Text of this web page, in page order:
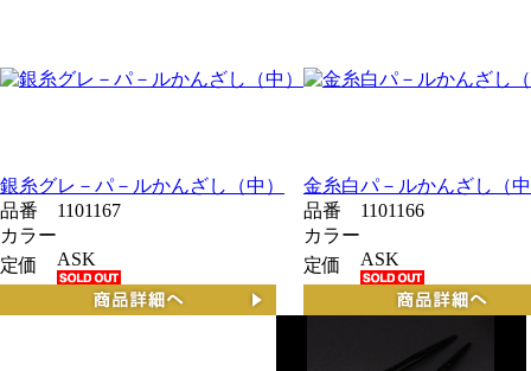
銀糸グレ－パ－ルかんざし（中）
金糸白パ－ルかんざし（
品番
1101167
カラー
定価
ASK
品番
1101166
カラー
定価
ASK